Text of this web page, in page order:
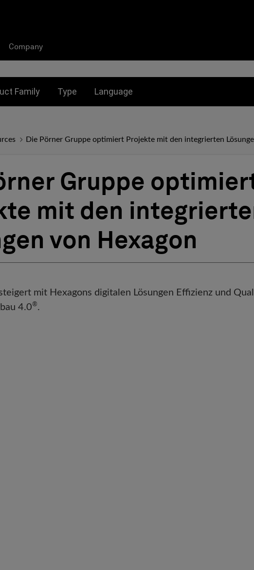
Company
Family Type Language
Die Pörner Gruppe optimiert Projekte mit den integrierten
Gruppe
mit den
von Hexagon
mit Hexagons digitalen Lösungen Effizienz und
4.0®.